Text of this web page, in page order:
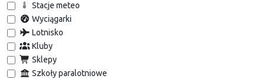
Stacje meteo
Wyciągarki
Lotnisko
Kluby
Sklepy
Szkoły paralotniowe